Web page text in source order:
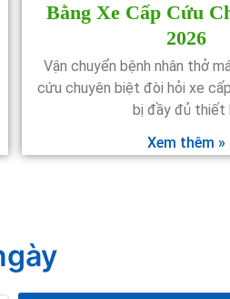
Bằng Xe Cấp Cứu
2026
Vận chuyển bệnh nhân thở
cứu chuyên biệt đòi hỏi xe
bị đầy đủ thiết
Xem thêm »